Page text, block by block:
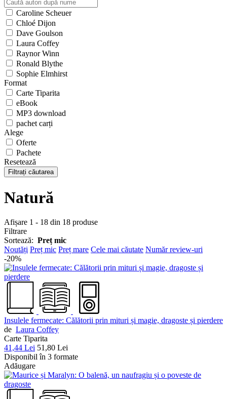
Caroline Scheuer
Chloé Dijon
Dave Goulson
Laura Coffey
Raynor Winn
Ronald Blythe
Sophie Elmhirst
Format
Carte Tiparita
eBook
MP3 download
pachet carți
Alege
Oferte
Pachete
Resetează
Filtrați căutarea
Natură
Afișare 1 - 18 din 18 produse
Filtrare
Sortează: Preț mic
Noutăți Preț mic Preț mare Cele mai căutate Număr review-uri
-20%
Insulele fermecate: Călătorii prin mituri și magie, dragoste și pierdere
de Laura Coffey
Carte Tiparita
41,44 Lei 51,80 Lei
Disponibil în 3 formate
Adăugare